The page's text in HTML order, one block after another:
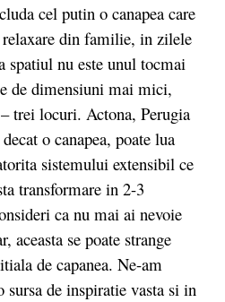
cel putin o canapea care
relaxare din familie, in zilele
spatiul nu este unul tocmai
de dimensiuni mai mici,
trei locuri. Actona, Perugia
o canapea, poate lua
sistemului extensibil ce
transformare in 2-3
ca nu mai ai nevoie
aceasta se poate strange
de capanea. Ne-am
sursa de inspiratie vasta si in